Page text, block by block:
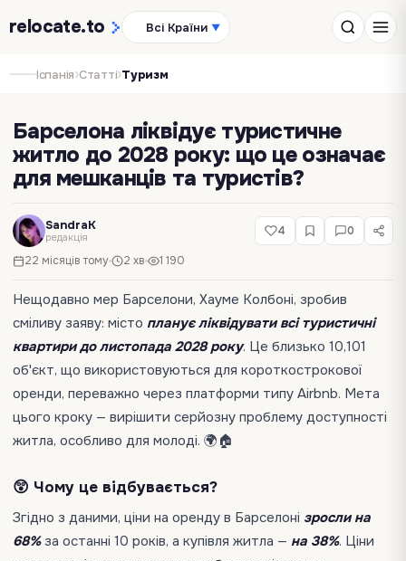
relocate.to Всі Країни ▼
Іспанія›Статті›Туризм
Барселона ліквідує туристичне
житло до 2028 року: що це означає
для мешканців та туристів?
SandraK
редакція
22 місяців тому 2 хв 1 190
4 0
Нещодавно мер Барселони, Хауме Колбоні, зробив
сміливу заяву: місто планує ліквідувати всі туристичні
квартири до листопада 2028 року. Це близько 10,101
об'єкт, що використовуються для короткострокової
оренди, переважно через платформи типу Airbnb. Мета
цього кроку — вирішити серйозну проблему доступності
житла, особливо для молоді. 🌍🏠
😲 Чому це відбувається?
Згідно з даними, ціни на оренду в Барселоні зросли на
68%за останні 10 років, а купівля житла — на 38%. Ціни